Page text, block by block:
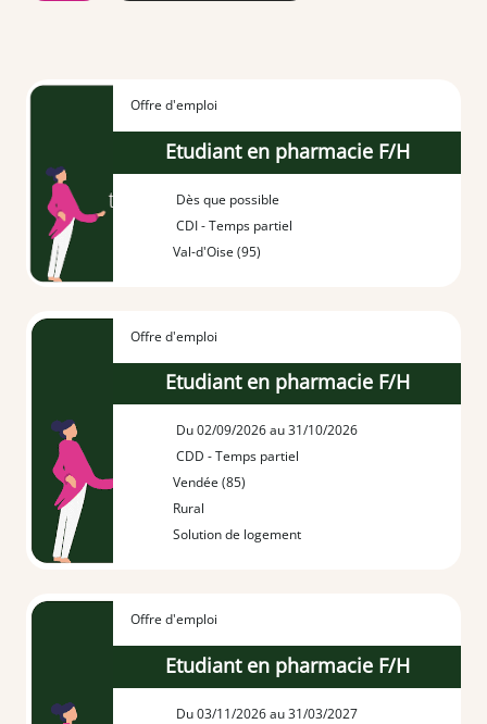
Offre d'emploi
Etudiant en pharmacie F/H
Dès que possible
CDI - Temps partiel
Val-d'Oise (95)
Offre d'emploi
Etudiant en pharmacie F/H
Du 02/09/2026 au 31/10/2026
CDD - Temps partiel
Vendée (85)
Rural
Solution de logement
Offre d'emploi
Etudiant en pharmacie F/H
Du 03/11/2026 au 31/03/2027